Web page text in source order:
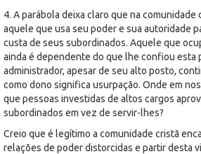
4. A parábola deixa claro que na comunidade
aquele que usa seu poder e sua autoridade
custa de seus subordinados. Aquele que
ainda é dependente do que lhe confiou esta
administrador, apesar de seu alto posto,
como dono significa usurpação. Onde em
que pessoas investidas de altos cargos
subordinados em vez de servir-lhes?
Creio que é legítimo a comunidade cristã
relações de poder distorcidas e partir desta